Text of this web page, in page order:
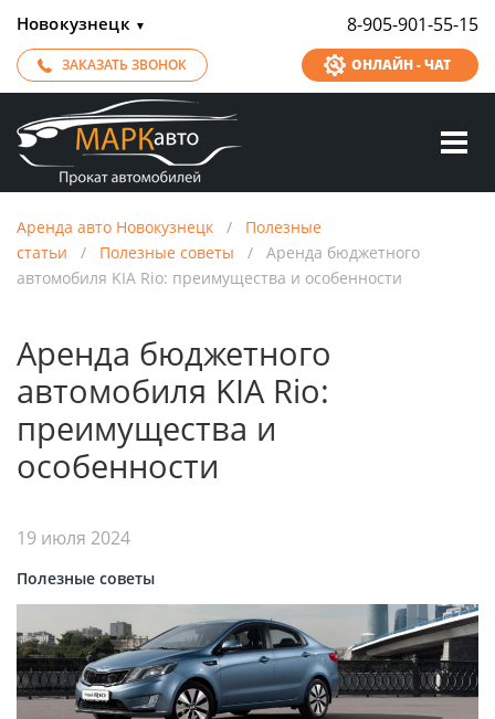
Новокузнецк ▼ 8-905-901-55-15
ЗАКАЗАТЬ ЗВОНОК ОНЛАЙН - ЧАТ
Аренда авто Новокузнецк / Полезные
статьи / Полезные советы / Аренда бюджетного
автомобиля KIA Rio: преимущества и особенности
Аренда бюджетного
автомобиля KIA Rio:
преимущества и
особенности
19 июля 2024
Полезные советы